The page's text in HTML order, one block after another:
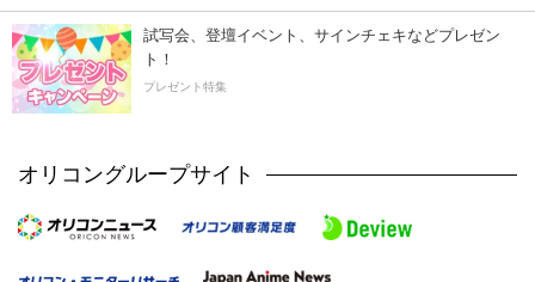
試写会、登壇イベント、サインチェキなどプレゼン
ト！
プレゼント特集
オリコングループサイト